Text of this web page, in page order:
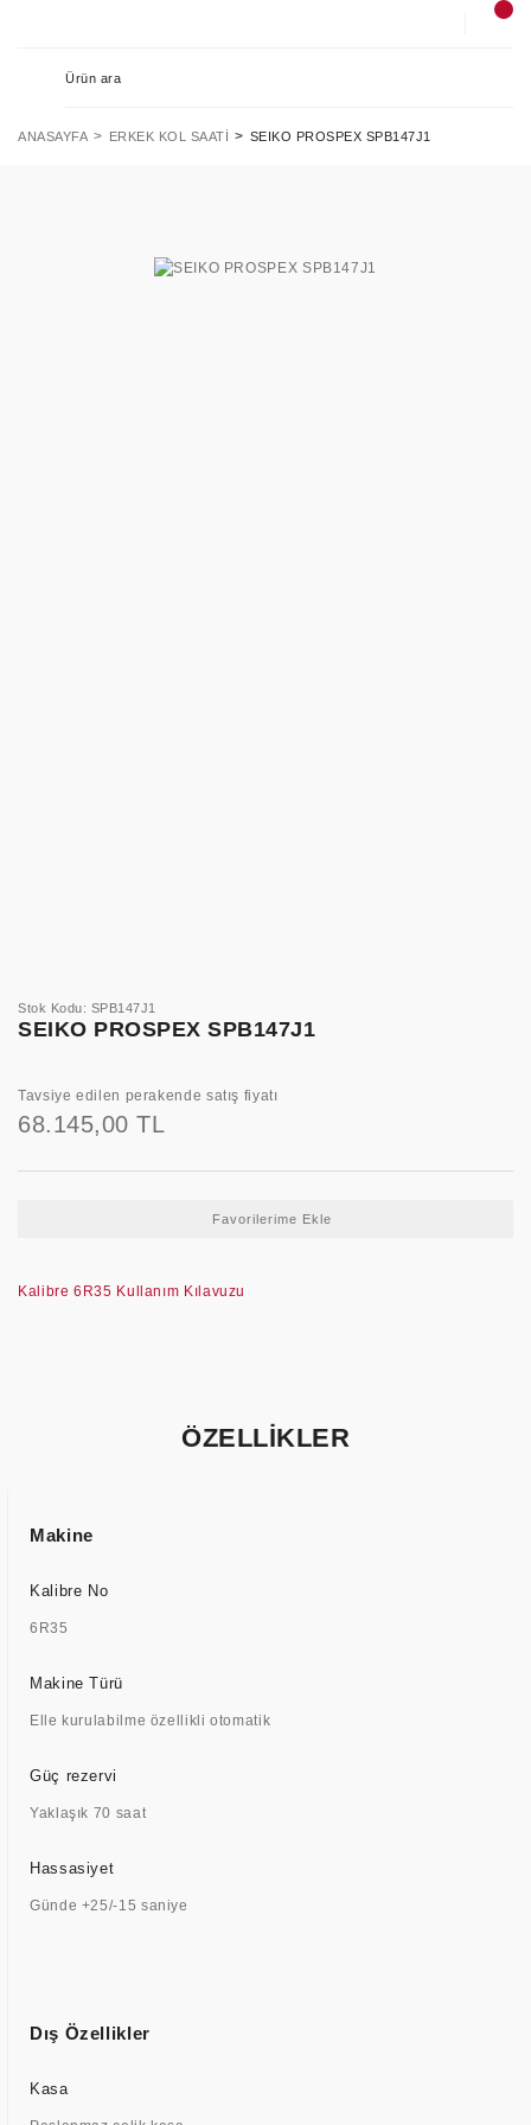
ANASAYFA ERKEK KOL SAATI SEIKO PROSPEX SPB147J1
Stok Kodu: SPB147J1
SEIKO PROSPEX SPB147J1
Tavsiye edilen perakende satış fiyatı
68.145,00 TL
Kalibre 6R35 Kullanım Kılavuzu
ÖZELLİKLER
Makine
Kalibre No
6R35
Makine Türü
Elle kurulabilme özellikli otomatik
Güç rezervi
Yaklaşık 70 saat
Hassasiyet
Günde +25/-15 saniye
Dış Özellikler
Kasa